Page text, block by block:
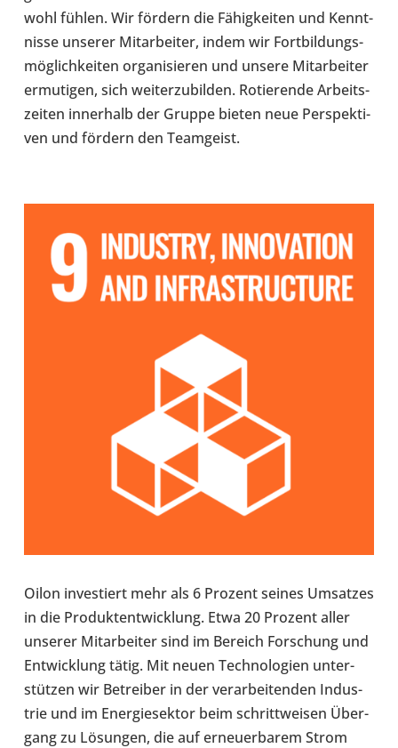
wohl fühlen. Wir fördern die Fähig­kei­ten und Kennt­
nisse unserer Mit­ar­bei­ter, indem wir Fort­bil­dungs­
mög­lich­kei­ten orga­ni­sie­ren und unsere Mit­ar­bei­ter
ermu­ti­gen, sich wei­ter­zu­bil­den. Rotie­rende Arbeits­
zei­ten inner­halb der Gruppe bieten neue Per­spek­ti­
ven und fördern den Team­geist.
Oilon inves­tiert mehr als 6 Prozent seines Umsat­zes
in die Pro­dukt­ent­wick­lung. Etwa 20 Prozent aller
unserer Mit­ar­bei­ter sind im Bereich For­schung und
Ent­wick­lung tätig. Mit neuen Tech­no­lo­gien unter­
stüt­zen wir Betrei­ber in der ver­ar­bei­ten­den Indus­
trie und im Ener­gie­sek­tor beim schritt­wei­sen Über­
gang zu Lösun­gen, die auf erneu­er­ba­rem Strom